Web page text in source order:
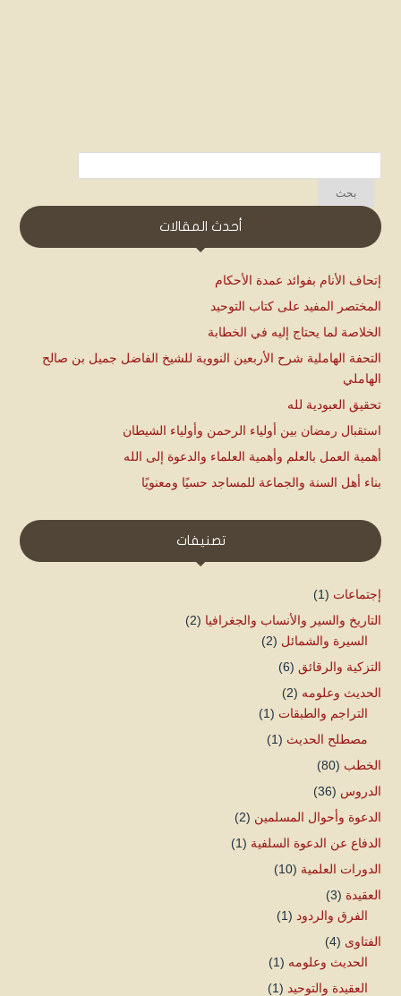
أحدث المقالات
إتحاف الأنام بفوائد عمدة الأحكام
المختصر المفيد على كتاب التوحيد
الخلاصة لما يحتاج إليه في الخطابة
التحفة الهاملية شرح الأربعين النووية للشيخ الفاضل جميل بن صالح
الهاملي
تحقيق العبودية لله
استقبال رمضان بين أولياء الرحمن وأولياء الشيطان
أهمية العمل بالعلم وأهمية العلماء والدعوة إلى الله
بناء أهل السنة والجماعة للمساجد حسيًا ومعنويًا
تصنيفات
إجتماعات (1)
التاريخ والسير والأنساب والجغرافيا (2)
السيرة والشمائل (2)
التزكية والرقائق (6)
الحديث وعلومه (2)
التراجم والطبقات (1)
مصطلح الحديث (1)
الخطب (80)
الدروس (36)
الدعوة وأحوال المسلمين (2)
الدفاع عن الدعوة السلفية (1)
الدورات العلمية (10)
العقيدة (3)
الفرق والردود (1)
الفتاوى (4)
الحديث وعلومه (1)
العقيدة والتوحيد (1)